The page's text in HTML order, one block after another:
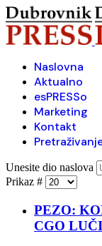
Naslovna
Aktualno
esPRESSo
Marketing
Kontakt
Unesite dio naslova
Prikaz #
PEZO:
CGO